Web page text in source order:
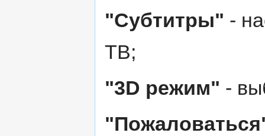
"Субтитры" -
ТВ;
"3D режим" -